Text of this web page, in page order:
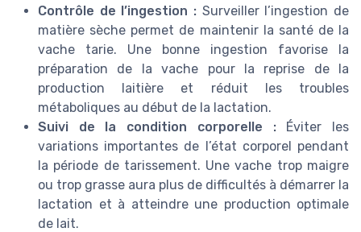
Contrôle de l’ingestion : Surveiller l’ingestion de
matière sèche permet de maintenir la santé de la
vache tarie. Une bonne ingestion favorise la
préparation de la vache pour la reprise de la
production laitière et réduit les troubles
métaboliques au début de la lactation.
Suivi de la condition corporelle :Éviter les
variations importantes de l’état corporel pendant
la période de tarissement. Une vache trop maigre
ou trop grasse aura plus de difficultés à démarrer la
lactation et à atteindre une production optimale
de lait.